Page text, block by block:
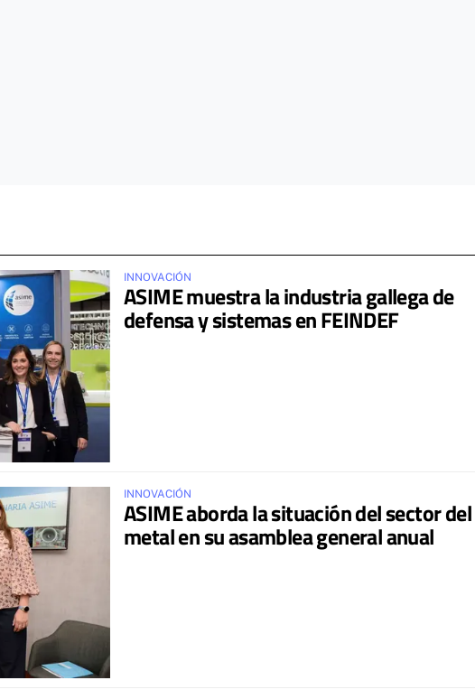
INNOVACIÓN
ASIME muestra la industria gallega de
defensa y sistemas en FEINDEF
INNOVACIÓN
ASIME aborda la situación del sector del
metal en su asamblea general anual